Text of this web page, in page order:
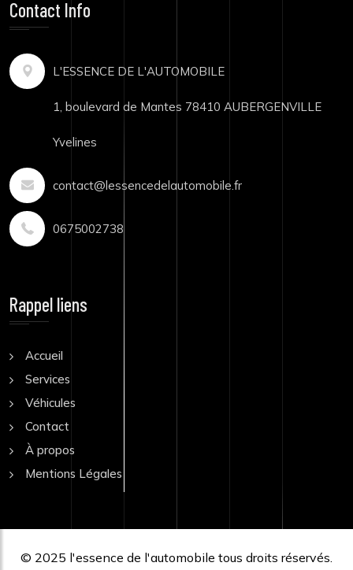
Contact Info
L'ESSENCE DE L'AUTOMOBILE
1, boulevard de Mantes 78410 AUBERGENVILLE
Yvelines
contact@lessencedelautomobile.fr
0675002738
Rappel liens
Accueil
Services
Véhicules
Contact
À propos
Mentions Légales
© 2025 l'essence de l'automobile tous droits réservés.